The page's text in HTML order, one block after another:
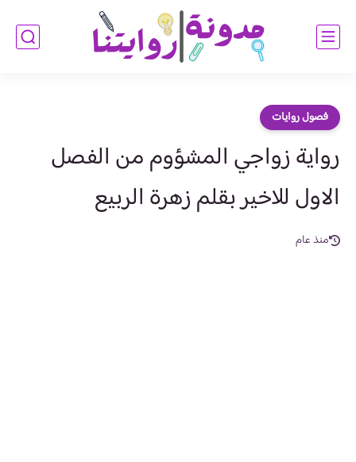
فصول روايات
رواية زواجي المشؤوم من الفصل
الاول للاخير بقلم زهرة الربيع
منذ عام